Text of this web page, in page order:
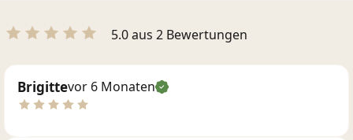
5.0 aus 2 Bewertungen
Brigittevor 6 Monaten